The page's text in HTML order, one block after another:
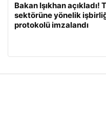
Bakan Işıkhan açıkladı!
sektörüne yönelik
protokolü imzalandı